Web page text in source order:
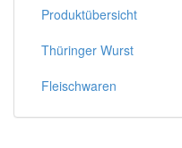
Produktübersicht
Thüringer Wurst
Fleischwaren